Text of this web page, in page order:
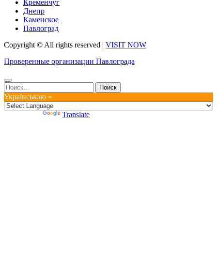
Кременчуг
Днепр
Каменское
Павлоград
Copyright © All rights reserved | VISIT NOW
Проверенные организации Павлограда
Найти:
Українською »
Translate